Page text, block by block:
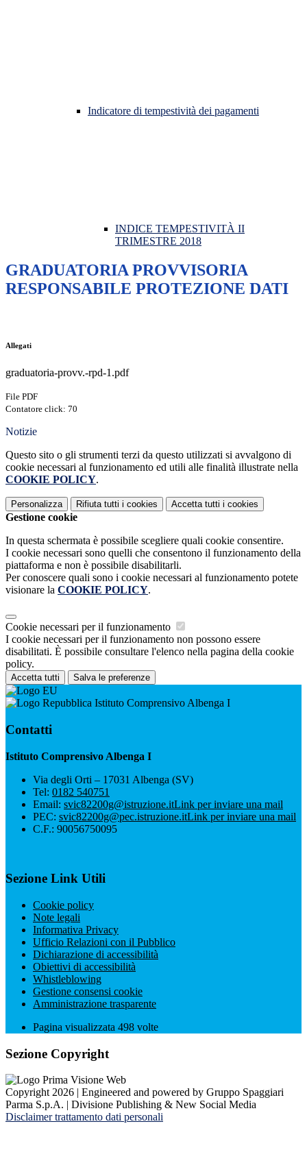
Indicatore di tempestività dei pagamenti
INDICE TEMPESTIVITÀ II
TRIMESTRE 2018
GRADUATORIA PROVVISORIA
RESPONSABILE PROTEZIONE DATI
Allegati
graduatoria-provv.-rpd-1.pdf
File PDF
Contatore click: 70
Notizie
Questo sito o gli strumenti terzi da questo utilizzati si avvalgono di
cookie necessari al funzionamento ed utili alle finalità illustrate nella
COOKIE POLICY.
Personalizza Rifiuta tutti i cookies Accetta tutti i cookies
Gestione cookie
In questa schermata è possibile scegliere quali cookie consentire.
I cookie necessari sono quelli che consentono il funzionamento della
piattaforma e non è possibile disabilitarli.
Per conoscere quali sono i cookie necessari al funzionamento potete
visionare la COOKIE POLICY.
Cookie necessari per il funzionamento
I cookie necessari per il funzionamento non possono essere
disabilitati. È possibile consultare l'elenco nella pagina della cookie
policy.
Accetta tutti Salva le preferenze
Istituto Comprensivo Albenga I
Contatti
Istituto Comprensivo Albenga I
Via degli Orti – 17031 Albenga (SV)
Tel: 0182 540751
Email: svic82200g@istruzione.itLink per inviare una mail
PEC: svic82200g@pec.istruzione.itLink per inviare una mail
C.F.: 90056750095
Sezione Link Utili
Cookie policy
Note legali
Informativa Privacy
Ufficio Relazioni con il Pubblico
Dichiarazione di accessibilità
Obiettivi di accessibilità
Whistleblowing
Gestione consensi cookie
Amministrazione trasparente
Pagina visualizzata 498 volte
Sezione Copyright
Copyright 2026 | Engineered and powered by Gruppo Spaggiari
Parma S.p.A. | Divisione Publishing & New Social Media
Disclaimer trattamento dati personali